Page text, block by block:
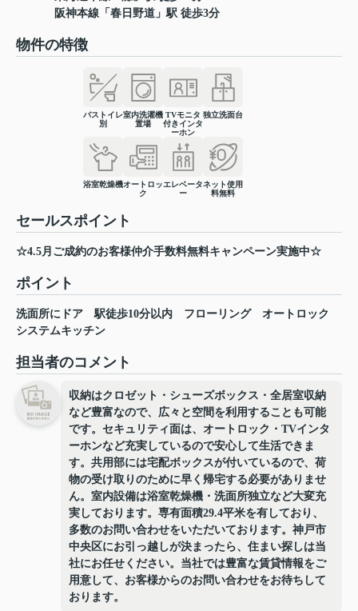
阪神本線 「 春日野道 」駅 徒歩3分
物件の特徴
バストイレ
別
室内洗濯機
置場
TVモニタ
付きインタ
ーホン
独立洗面台
浴室乾燥機オートロッ
ク
エレベータ
ー
ネット使用
料無料
セールスポイント
☆4.5月ご成約のお客様仲介手数料無料キャンペーン実施中☆
ポイント
洗面所にドア 駅徒歩10分以内 フローリング
オートロック
システムキッチン
担当者のコメント
収納はクロゼット・シューズボックス・全居室収納
など豊富なので、広々と空間を利用することも可能
です。セキュリティ面は、オートロック・TVインタ
ーホンなど充実しているので安心して生活できま
す。共用部には宅配ボックスが付いているので、荷
物の受け取りのために早く帰宅する必要がありませ
ん。室内設備は浴室乾燥機・洗面所独立など大変充
実しております。専有面積29.4平米を有しており、
多数のお問い合わせをいただいております。神戸市
中央区にお引っ越しが決まったら、住まい探しは当
社にお任せください。当社では豊富な賃貸情報をご
用意して、お客様からのお問い合わせをお待ちして
おります。